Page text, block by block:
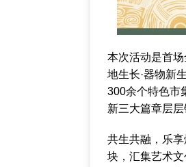
本次活动是首
地生长·器物新
300余个特色市
新三大篇章层
共生共融，乐
块，汇集艺术